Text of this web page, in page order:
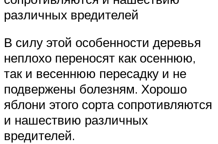
различных вредителей
В силу этой особенности деревья
неплохо переносят как осеннюю,
так и весеннюю пересадку и не
подвержены болезням. Хорошо
яблони этого сорта сопротивляются
и нашествию различных
вредителей.